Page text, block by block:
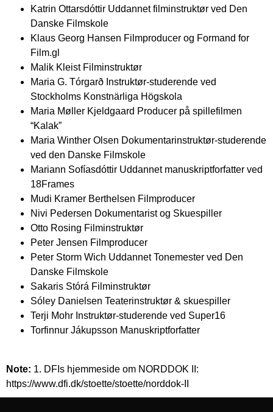
Katrin Ottarsdóttir Uddannet filminstruktør ved Den
Danske Filmskole
Klaus Georg Hansen Filmproducer og Formand for
Film.gl
Malik Kleist Filminstruktør
Maria G. Tórgarð Instruktør-studerende ved
Stockholms Konstnärliga Högskola
Maria Møller Kjeldgaard Producer på spillefilmen
“Kalak”
Maria Winther Olsen Dokumentarinstruktør-studerende
ved den Danske Filmskole
Mariann Sofíasdóttir Uddannet manuskriptforfatter ved
18Frames
Mudi Kramer Berthelsen Filmproducer
Nivi Pedersen Dokumentarist og Skuespiller
Otto Rosing Filminstruktør
Peter Jensen Filmproducer
Peter Storm Wich Uddannet Tonemester ved Den
Danske Filmskole
Sakaris Stórá Filminstruktør
Sóley Danielsen Teaterinstruktør & skuespiller
Terji Mohr Instruktør-studerende ved Super16
Torfinnur Jákupsson Manuskriptforfatter
Note: 1. DFIs hjemmeside om NORDDOK II:
https://www.dfi.dk/stoette/stoette/norddok-II